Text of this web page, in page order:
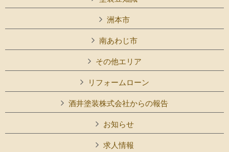
洲本市
南あわじ市
その他エリア
リフォームローン
酒井塗装株式会社からの報告
お知らせ
求人情報